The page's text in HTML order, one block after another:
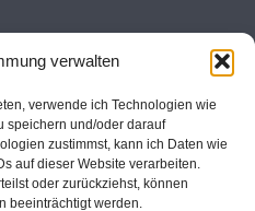
verwalten
verwende ich Technologien wie
speichern und/oder darauf
zustimmst, kann ich Daten wie
auf dieser Website verarbeiten.
oder zurückziehst, können
beeinträchtigt werden.
vogelfrei